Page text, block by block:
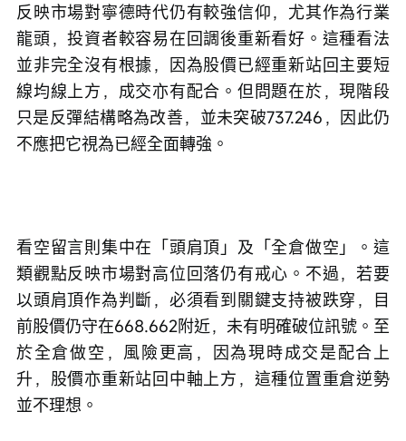
反映市場對寧德時代仍有較強信仰，尤其作為行業
龍頭，投資者較容易在回調後重新看好。這種看法
並非完全沒有根據，因為股價已經重新站回主要短
線均線上方，成交亦有配合。但問題在於，現階段
只是反彈結構略為改善，並未突破737.246，因此仍
不應把它視為已經全面轉強。
看空留言則集中在「頭肩頂」及「全倉做空」。這
類觀點反映市場對高位回落仍有戒心。不過，若要
以頭肩頂作為判斷，必須看到關鍵支持被跌穿，目
前股價仍守在668.662附近，未有明確破位訊號。至
於全倉做空，風險更高，因為現時成交是配合上
升，股價亦重新站回中軸上方，這種位置重倉逆勢
並不理想。